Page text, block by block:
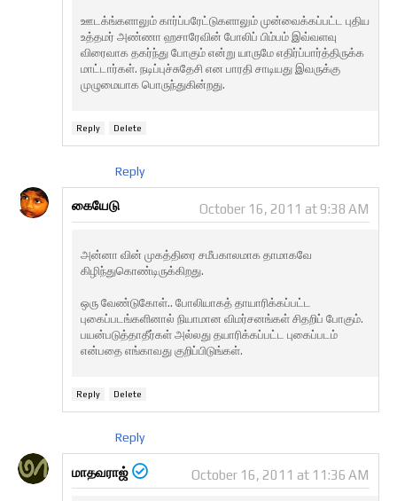
ஊடக்ங்களாலும் கார்ப்பரேட்டுகளாலும் முன்வைக்கப்பட்ட புதிய
உத்தமர் அண்ணா ஹசாரேவின் போலிப் பிம்பம் இவ்வளவு
விரைவாக தகர்ந்து போகும் என்று யாருமே எதிர்ப்பார்த்திருக்க
மாட்டார்கள். நடிப்புச்சுதேசி என பாரதி சாடியது இவருக்கு
முழுமையாக பொருந்துகின்றது.
Reply Delete
Reply
கையேடு October 16, 2011 at 9:38 AM
அன்னா வின் முகத்திரை சமீபகாலமாக தாமாகவே
கிழிந்துகொண்டிருக்கிறது.
ஒரு வேண்டுகோள்.. போலியாகத் தாயாரிக்கப்பட்ட
புகைப்படங்களினால் நியாமான விமர்சனங்கள் சிதறிப் போகும்.
பயன்படுத்தாதீர்கள் அல்லது தயாரிக்கப்பட்ட புகைப்படம்
என்பதை எங்காவது குறிப்பிடுங்கள்.
Reply Delete
Reply
மாதவராஜ் October 16, 2011 at 11:36 AM